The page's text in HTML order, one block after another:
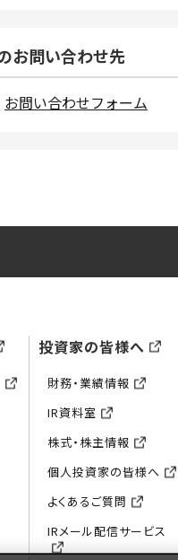
お問い合わせ先
お問い合わせフォーム
投資家の皆様へ
財務・業績情報
IR資料室
株式・株主情報
個人投資家の皆様へ
よくあるご質問
IRメール配信サービス